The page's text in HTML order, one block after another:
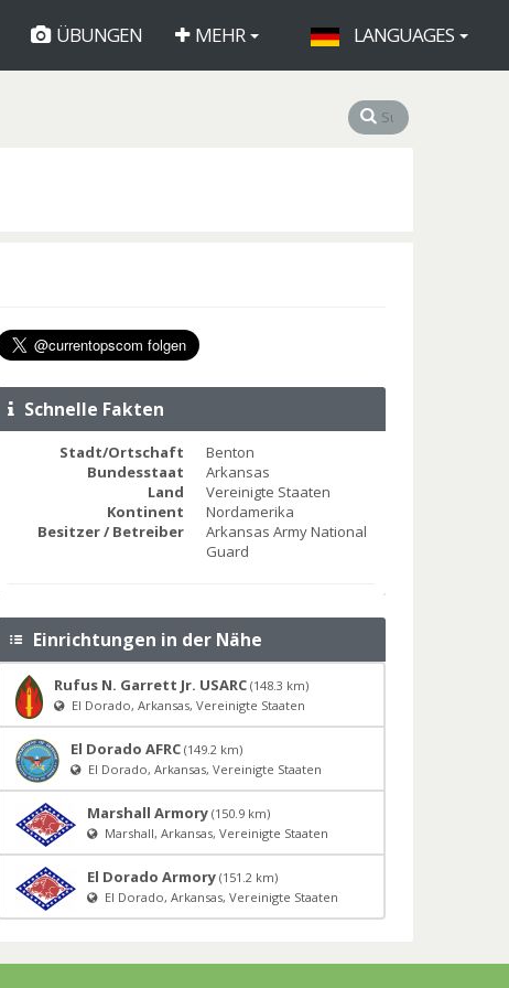
ÜBUNGEN MEHR LANGUAGES
Schnelle Fakten
Stadt/Ortschaft
Benton
Bundesstaat
Arkansas
Land
Vereinigte Staaten
Kontinent
Nordamerika
Besitzer / Betreiber
Arkansas Army National
Guard
Einrichtungen in der Nähe
Rufus N. Garrett Jr. USARC (148.3 km)
El Dorado, Arkansas, Vereinigte Staaten
El Dorado AFRC (149.2 km)
El Dorado, Arkansas, Vereinigte Staaten
Marshall Armory (150.9 km)
Marshall, Arkansas, Vereinigte Staaten
El Dorado Armory (151.2 km)
El Dorado, Arkansas, Vereinigte Staaten